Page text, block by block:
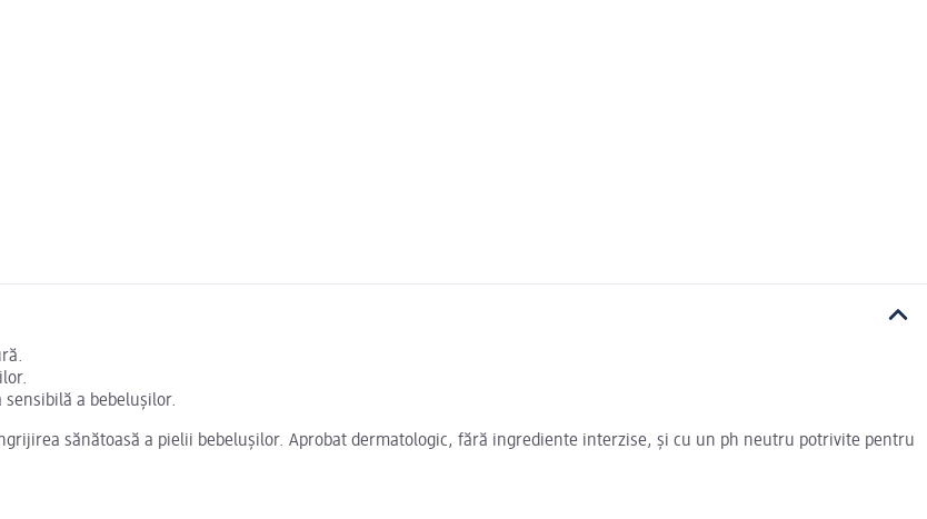
a bebelușilor.
sănătoasă a pielii bebelușilor. Aprobat dermatologic, fără ingrediente interzise, și cu un ph neutru potrivite pentru